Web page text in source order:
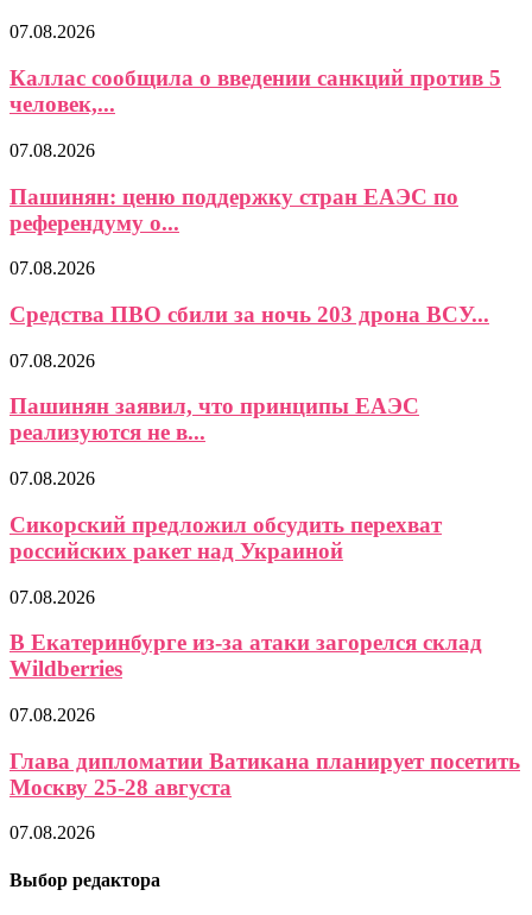
07.08.2026
Каллас сообщила о введении санкций против 5
человек,...
07.08.2026
Пашинян: ценю поддержку стран ЕАЭС по
референдуму о...
07.08.2026
Средства ПВО сбили за ночь 203 дрона ВСУ...
07.08.2026
Пашинян заявил, что принципы ЕАЭС
реализуются не в...
07.08.2026
Сикорский предложил обсудить перехват
российских ракет над Украиной
07.08.2026
В Екатеринбурге из-за атаки загорелся склад
Wildberries
07.08.2026
Глава дипломатии Ватикана планирует посетить
Москву 25-28 августа
07.08.2026
Выбор редактора